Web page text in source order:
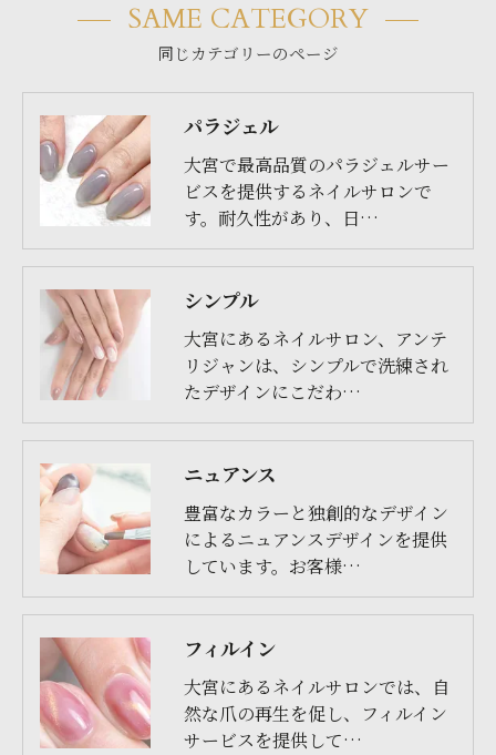
同じカテゴリーのページ
SAME CATEGORY
パラジェル
大宮で最高品質のパラジェルサー
ビスを提供するネイルサロンで
す。耐久性があり、日…
シンプル
大宮にあるネイルサロン、アンテ
リジャンは、シンプルで洗練され
たデザインにこだわ…
ニュアンス
豊富なカラーと独創的なデザイン
によるニュアンスデザインを提供
しています。お客様…
フィルイン
大宮にあるネイルサロンでは、自
然な爪の再生を促し、フィルイン
サービスを提供して…